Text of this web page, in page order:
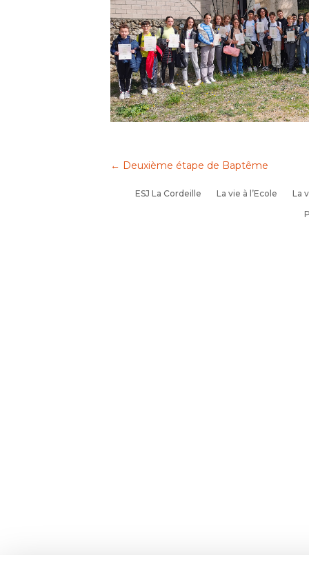
← Deuxième étape de Baptême
ESJ La Cordeille La vie à l’Ecole
La